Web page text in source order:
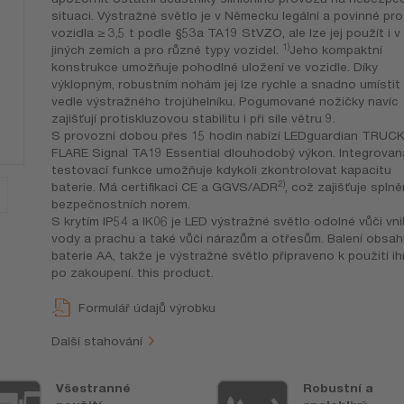
situaci. Výstražné světlo je v Německu legální a povinné pro
vozidla ≥ 3,5 t podle §53a TA19 StVZO, ale lze jej použít i v
jiných zemích a pro různé typy vozidel.
1)Jeho kompaktní
konstrukce umožňuje pohodlné uložení ve vozidle. Díky
výklopným, robustním nohám jej lze rychle a snadno umístit
vedle výstražného trojúhelníku. Pogumované nožičky navíc
zajišťují protiskluzovou stabilitu i při síle větru 9.
S provozní dobou přes 15 hodin nabízí LEDguardian TRUCK
FLARE Signal TA19 Essential dlouhodobý výkon.
testovací funkce umožňuje kdykoli zkontrolovat kapacitu
baterie. Má certifikaci CE a GGVS/ADR2), což zajišťuje
bezpečnostních norem.
S krytím IP54 a IK06 je LED výstražné světlo odolné vůči
vody a prachu a také vůči nárazům a otřesům. Balení
baterie AA, takže je výstražné světlo připraveno k použití
po zakoupení. this product.
Formulář údajů výrobku
Další stahování
Všestranné
Robustní a